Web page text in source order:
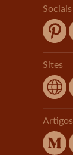
Sociais
Sites
Artigos